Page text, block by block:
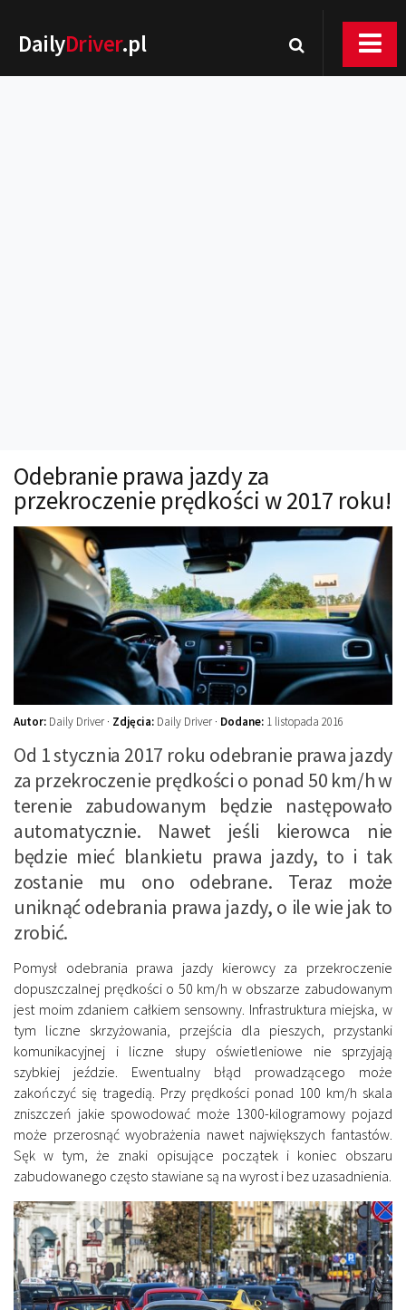
DailyDriver.pl
Technika jazdy
Oświetlenie
Kalkulatory
Przelicznik mocy
Auto z niemiec
Galerie
Odebranie prawa jazdy za
przekroczenie prędkości w 2017 roku!
Autor: Daily Driver · Zdjęcia: Daily Driver · Dodane: 1 listopada 2016
Od 1 stycznia 2017 roku odebranie prawa jazdy
za przekroczenie prędkości o ponad 50 km/h w
terenie zabudowanym będzie następowało
automatycznie. Nawet jeśli kierowca nie
będzie mieć blankietu prawa jazdy, to i tak
zostanie mu ono odebrane. Teraz może
uniknąć odebrania prawa jazdy, o ile wie jak to
zrobić.
Pomysł odebrania prawa jazdy kierowcy za przekroczenie
dopuszczalnej prędkości o 50 km/h w obszarze zabudowanym
jest moim zdaniem całkiem sensowny. Infrastruktura miejska, w
tym liczne skrzyżowania, przejścia dla pieszych, przystanki
komunikacyjnej i liczne słupy oświetleniowe nie sprzyjają
szybkiej jeździe. Ewentualny błąd prowadzącego może
zakończyć się tragedią. Przy prędkości ponad 100 km/h skala
zniszczeń jakie spowodować może 1300-kilogramowy pojazd
może przerosnąć wyobrażenia nawet największych fantastów.
Sęk w tym, że znaki opisujące początek i koniec obszaru
zabudowanego często stawiane są na wyrost i bez uzasadnienia.